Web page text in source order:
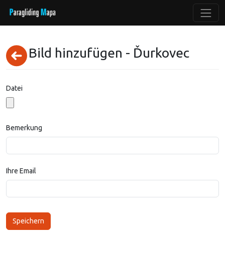
Bild hinzufügen - Ďurkovec
Datei
Bemerkung
Ihre Email